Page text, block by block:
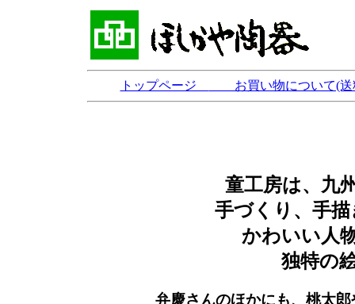
トップページ お買い物について(
童工房は、九
手づくり、手
かわいい人
独特の
弁慶さんのほかにも、桃太